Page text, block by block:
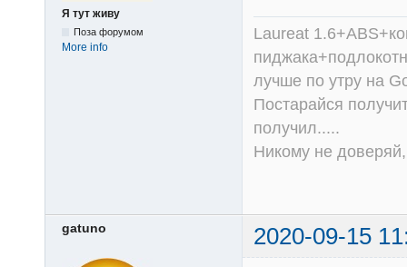
Я тут живу
Поза форумом
More info
Laureat
лучше по утру на
Постарайся
получил.....
Никому не
gatuno 2020-09-15